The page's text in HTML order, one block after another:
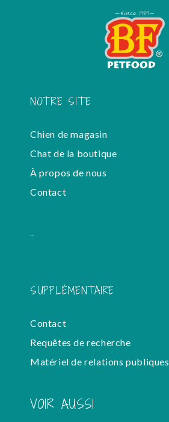
NOTRE SITE
Chien de magasin
Chat de la boutique
À propos de nous
Contact
-
SUPPLÉMENTAIRE
Contact
Requêtes de recherche
Matériel de relations publiques
VOIR AUSSI